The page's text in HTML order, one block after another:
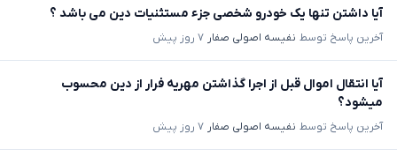
آیا داشتن تنها یک خودرو شخصی جزء مستثنیات دین می باشد ؟
آخرین پاسخ توسط نفیسه اصولی صفار ۷ روز پیش
آیا انتقال اموال قبل از اجرا گذاشتن مهریه فرار از دین محسوب
میشود؟
آخرین پاسخ توسط نفیسه اصولی صفار ۷ روز پیش